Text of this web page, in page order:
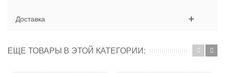
Доставка
ЕЩЕ ТОВАРЫ В ЭТОЙ КАТЕГОРИИ: